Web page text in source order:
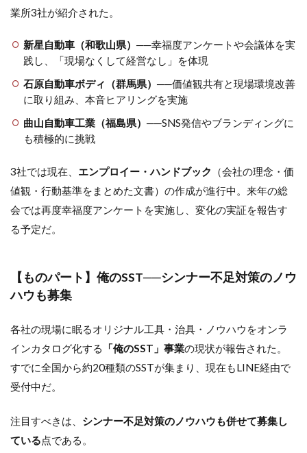
業所3社が紹介された。
新星自動車（和歌山県） ──幸福度アンケートや会議体を実
践し、「現場なくして経営なし」を体現
石原自動車ボディ（群馬県） ──価値観共有と現場環境改善
に取り組み、本音ヒアリングを実施
曲山自動車工業（福島県） ──SNS発信やブランディングに
も積極的に挑戦
3社では現在、 エンプロイー・ハンドブック
（会社の理念・価
値観・行動基準をまとめた文書）の作成が進行中。来年の総
会では再度幸福度アンケートを実施し、変化の実証を報告す
る予定だ。
【ものパート】俺のSST──シンナー不足対策のノウ
ハウも募集
各社の現場に眠るオリジナル工具・治具・ノウハウをオンラ
インカタログ化する
「俺のSST」事業の現状が報告された。
すでに全国から約20種類のSSTが集まり、現在もLINE経由で
受付中だ。
注目すべきは、 シンナー不足対策のノウハウも併せて募集し
ている点である。